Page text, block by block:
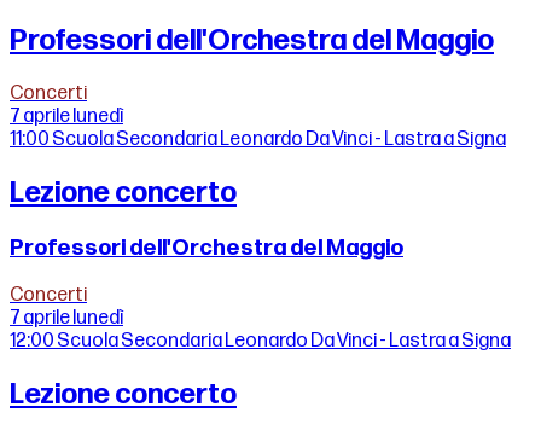
Professori dell'Orchestra del Maggio
Concerti
7 aprile lunedì
11:00 Scuola Secondaria Leonardo Da Vinci - Lastra a Signa
Lezione concerto
Professori dell'Orchestra del Maggio
Concerti
7 aprilelunedì
12:00 Scuola Secondaria Leonardo Da Vinci - Lastra a Signa
Lezione concerto